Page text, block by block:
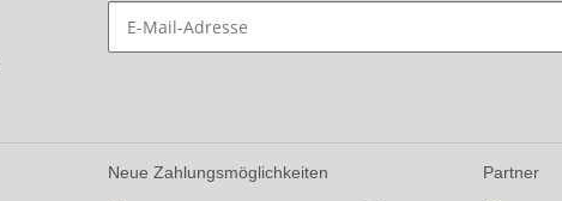
Neue Zahlungsmöglichkeiten Partner